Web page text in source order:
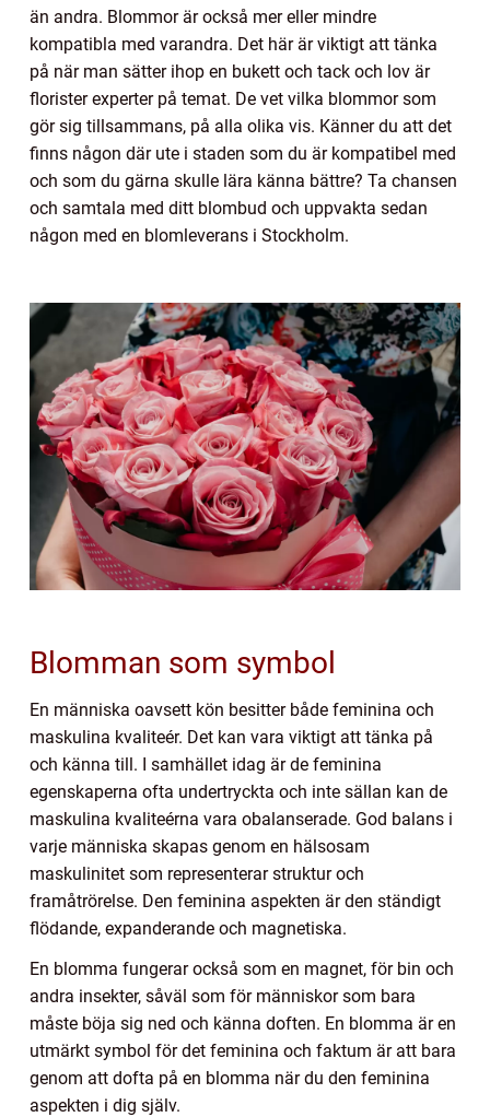
än andra. Blommor är också mer eller mindre
kompatibla med varandra. Det här är viktigt att tänka
på när man sätter ihop en bukett och tack och lov är
florister experter på temat. De vet vilka blommor som
gör sig tillsammans, på alla olika vis. Känner du att det
finns någon där ute i staden som du är kompatibel med
och som du gärna skulle lära känna bättre? Ta chansen
och samtala med ditt blombud och uppvakta sedan
någon med en blomleverans i Stockholm.
Blomman som symbol
En människa oavsett kön besitter både feminina och
maskulina kvaliteér. Det kan vara viktigt att tänka på
och känna till. I samhället idag är de feminina
egenskaperna ofta undertryckta och inte sällan kan de
maskulina kvaliteérna vara obalanserade. God balans i
varje människa skapas genom en hälsosam
maskulinitet som representerar struktur och
framåtrörelse. Den feminina aspekten är den ständigt
flödande, expanderande och magnetiska.
En blomma fungerar också som en magnet, för bin och
andra insekter, såväl som för människor som bara
måste böja sig ned och känna doften. En blomma är en
utmärkt symbol för det feminina och faktum är att bara
genom att dofta på en blomma när du den feminina
aspekten i dig själv.